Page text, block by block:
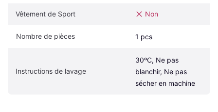
Vêtement de Sport Non
Nombre de pièces 1 pcs
Instructions de lavage
30ºC, Ne pas
blanchir, Ne pas
sécher en machine